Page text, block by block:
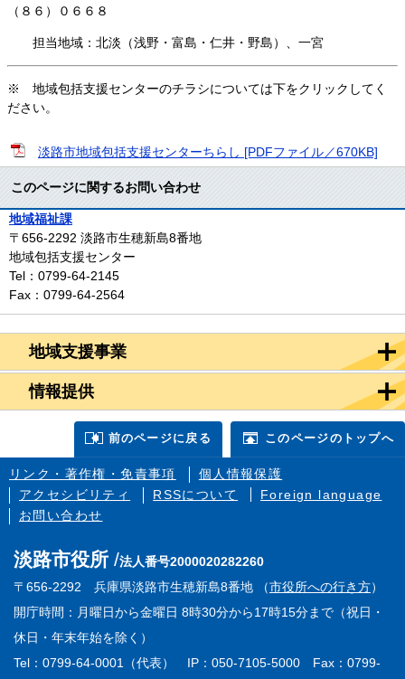
地域支援事業
情報提供
（８６）０６６８
担当地域：北淡（浅野・富島・仁井・野島）、一宮
※ 地域包括支援センターのチラシについては下をクリックしてく
ださい。
淡路市地域包括支援センターちらし [PDFファイル／670KB]
このページに関するお問い合わせ
地域福祉課
〒656-2292 淡路市生穂新島8番地
地域包括支援センター
Tel：0799-64-2145
Fax：0799-64-2564
前のページに戻る このページのトップへ
リンク・著作権・免責事項
個人情報保護
アクセシビリティ
RSSについて
Foreign language
お問い合わせ
淡路市役所
法人番号2000020282260
〒656-2292 兵庫県淡路市生穂新島8番地 （市役所への行き方）
開庁時間：月曜日から金曜日 8時30分から17時15分まで（祝日・
休日・年末年始を除く）
Tel：0799-64-0001（代表） IP：050-7105-5000 Fax：0799-